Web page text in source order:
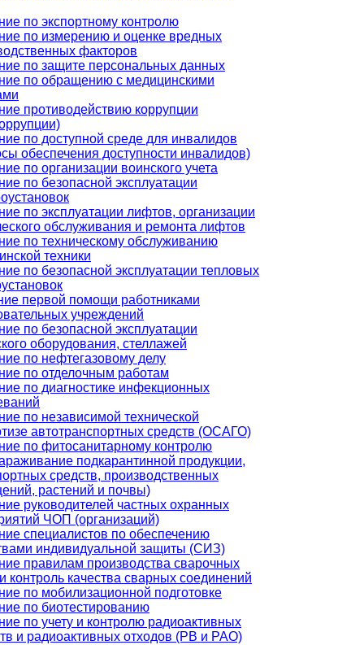
по экспортному контролю
по измерению и оценке вредных
факторов
по защите персональных данных
по обращению с медицинскими
противодействию коррупции
по доступной среде для инвалидов
обеспечения доступности инвалидов)
по организации воинского учета
по безопасной эксплуатации
по эксплуатации лифтов, организации
обслуживания и ремонта лифтов
по техническому обслуживанию
техники
по безопасной эксплуатации тепловых
первой помощи работниками
учреждений
по безопасной эксплуатации
оборудования, стеллажей
по нефтегазовому делу
по отделочным работам
по диагностике инфекционных
по независимой технической
автотранспортных средств (ОСАГО)
по фитосанитарному контролю
подкарантинной продукции,
средств, производственных
растений и почвы)
руководителей частных охранных
ЧОП (организаций)
специалистов по обеспечению
индивидуальной защиты (СИЗ)
правилам производства сварочных
контроль качества сварных соединений
по мобилизационной подготовке
по биотестированию
по учету и контролю радиоактивных
и радиоактивных отходов (РВ и РАО)